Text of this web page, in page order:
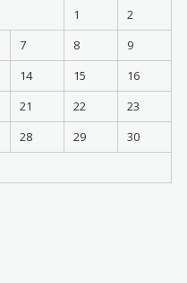
1
2
7 8
9
14 15
16
21 22
23
28 29
30